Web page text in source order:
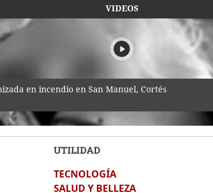
VIDEOS
en incendio en San Manuel, Cortés
días en el norte de Honduras
UTILIDAD
TECNOLOGÍA
SALUD Y BELLEZA